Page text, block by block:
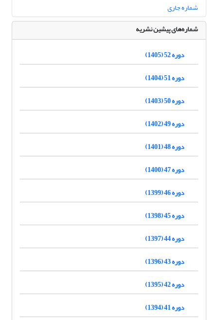
شماره جاری
شماره‌های پیشین نشریه
دوره 52 (1405)
دوره 51 (1404)
دوره 50 (1403)
دوره 49 (1402)
دوره 48 (1401)
دوره 47 (1400)
دوره 46 (1399)
دوره 45 (1398)
دوره 44 (1397)
دوره 43 (1396)
دوره 42 (1395)
دوره 41 (1394)